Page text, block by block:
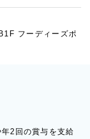
フーディーズポ
2回の賞与を支給